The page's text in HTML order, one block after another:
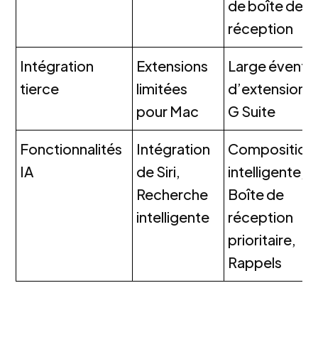
de boîte de
réception
Intégration
tierce
Extensions
limitées
pour Mac
Large
d’extensions
G Suite
Fonctionnalités
IA
Intégration
de Siri,
Recherche
intelligente
Composition
intelligente,
Boîte de
réception
prioritaire,
Rappels